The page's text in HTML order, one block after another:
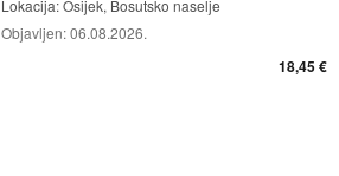
Lokacija:Osijek, Bosutsko naselje
Objavljen:06.08.2026.
18,45 €